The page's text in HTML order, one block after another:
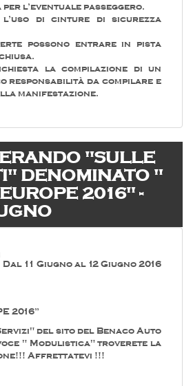
l’eventuale passeggero.
l’uso di cinture di sicurezza
possono entrare in pista
la compilazione di un
responsabilità da compilare e
manifestazione.
"SULLE
DENOMINATO "
2016" -
Dal 11 Giugno al 12 Giugno 2016
2016”
del sito del Benaco Auto
" Modulistica" troverete la
Affrettatevi !!!